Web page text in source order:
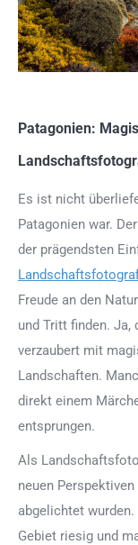
Patagonien:
Es ist nicht
Patagonien war.
der prägendsten
Freude an den
und Tritt finden. Ja,
verzaubert mit
Landschaften.
direkt einem
entsprungen.
Als
neuen
abgelichtet
Gebiet riesig und